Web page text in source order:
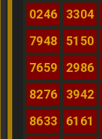
0246
3304
7948
5150
7659
2986
8276
3942
8633
6161